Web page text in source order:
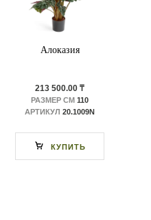
Алоказия
213 500.00 ₸
РАЗМЕР СМ 110
АРТИКУЛ 20.1009N
КУПИТЬ